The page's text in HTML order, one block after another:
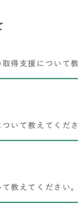
得支援について
いて教えてくださ
教えてください。